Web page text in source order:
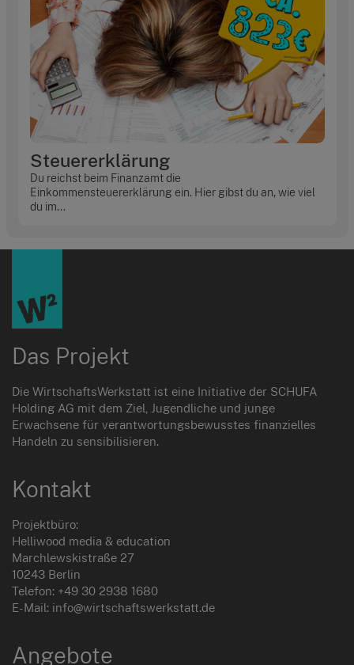
Steuererklärung
Du reichst beim Finanzamt die
Einkommensteuererklärung ein. Hier gibst du an, wie viel
du im...
Das Projekt
Die WirtschaftsWerkstatt ist eine Initiative der SCHUFA
Holding AG mit dem Ziel, Jugendliche und junge
Erwachsene für verantwortungsbewusstes finanzielles
Handeln zu sensibilisieren.
Kontakt
Projektbüro:
Helliwood media & education
Marchlewskistraße 27
10243 Berlin
Telefon: +49 30 2938 1680
E-Mail: info@wirtschaftswerkstatt.de
Angebote